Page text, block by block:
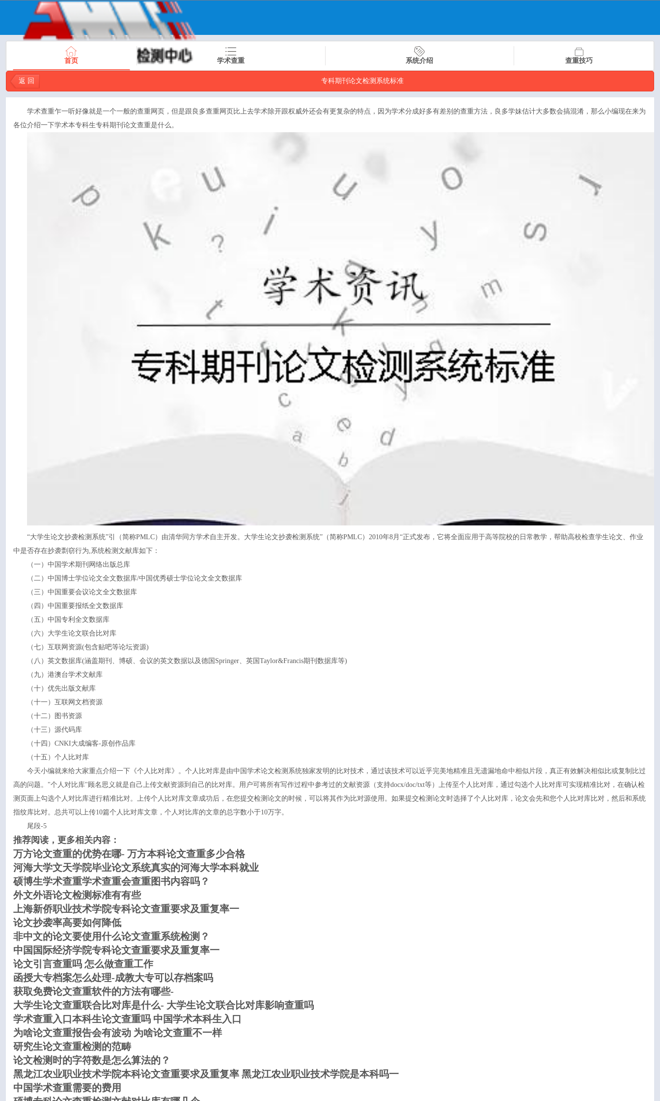
首页 学术查重 系统介绍 查重技巧
返 回 专科期刊论文检测系统标准
学术查重乍一听好像就是一个一般的查重网页，但是跟良多查重网页比上去学术除开跟权威外还会有更复杂的特点，因为学术分成好多有差别的查重方法，良多学妹估计大多数会搞混淆，那么小编现在来为
各位介绍一下学术本专科生专科期刊论文查重是什么。
“大学生论文抄袭检测系统”引（简称PMLC）由清华同方学术自主开发。大学生论文抄袭检测系统”（简称PMLC）2010年8月“正式发布，它将全面应用于高等院校的日常教学，帮助高校检查学生论文、作业
中是否存在抄袭剽窃行为,系统检测文献库如下：
（一）中国学术期刊网络出版总库
（二）中国博士学位论文全文数据库/中国优秀硕士学位论文全文数据库
（三）中国重要会议论文全文数据库
（四）中国重要报纸全文数据库
（五）中国专利全文数据库
（六）大学生论文联合比对库
（七）互联网资源(包含贴吧等论坛资源)
（八）英文数据库(涵盖期刊、博硕、会议的英文数据以及德国Springer、英国Taylor&Francis期刊数据库等)
（九）港澳台学术文献库
（十）优先出版文献库
（十一）互联网文档资源
（十二）图书资源
（十三）源代码库
（十四）CNKI大成编客-原创作品库
（十五）个人比对库
今天小编就来给大家重点介绍一下《个人比对库》。个人比对库是由中国学术论文检测系统独家发明的比对技术，通过该技术可以近乎完美地精准且无遗漏地命中相似片段，真正有效解决相似比或复制比过
高的问题。"个人对比库"顾名思义就是自己上传文献资源到自己的比对库。用户可将所有写作过程中参考过的文献资源（支持docx/doc/txt等）上传至个人比对库，通过勾选个人比对库可实现精准比对，在确认检
测页面上勾选个人对比库进行精准比对。上传个人比对库文章成功后，在您提交检测论文的时候，可以将其作为比对源使用。如果提交检测论文时选择了个人比对库，论文会先和您个人比对库比对，然后和系统
指纹库比对。总共可以上传10篇个人比对库文章，个人对比库的文章的总字数小于10万字。
尾段-5
推荐阅读，更多相关内容：
万方论文查重的优势在哪- 万方本科论文查重多少合格
河海大学文天学院毕业论文系统真实的河海大学本科就业
硕博生学术查重学术查重会查重图书内容吗？
外文外语论文检测标准有有些
上海新侨职业技术学院专科论文查重要求及重复率一
论文抄袭率高要如何降低
非中文的论文要使用什么论文查重系统检测？
中国国际经济学院专科论文查重要求及重复率一
论文引言查重吗 怎么做查重工作
函授大专档案怎么处理-成教大专可以存档案吗
获取免费论文查重软件的方法有哪些-
大学生论文查重联合比对库是什么- 大学生论文联合比对库影响查重吗
学术查重入口本科生论文查重吗 中国学术本科生入口
为啥论文查重报告会有波动 为啥论文查重不一样
研究生论文查重检测的范畴
论文检测时的字符数是怎么算法的？
黑龙江农业职业技术学院本科论文查重要求及重复率 黑龙江农业职业技术学院是本科吗一
中国学术查重需要的费用